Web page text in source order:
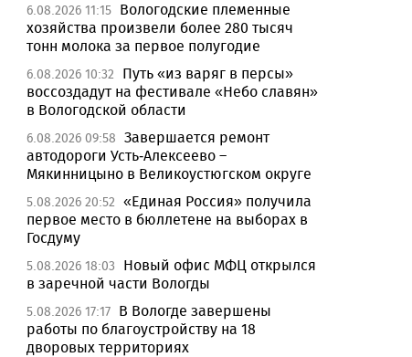
6.08.2026 11:15 Вологодские племенные
хозяйства произвели более 280 тысяч
тонн молока за первое полугодие
6.08.2026 10:32
Путь «из варяг в персы»
воссоздадут на фестивале «Небо славян»
в Вологодской области
6.08.2026 09:58 Завершается ремонт
автодороги Усть-Алексеево –
Мякинницыно в Великоустюгском округе
5.08.2026 20:52 «Единая Россия» получила
первое место в бюллетене на выборах в
Госдуму
5.08.2026 18:03
Новый офис МФЦ открылся
в заречной части Вологды
5.08.2026 17:17 В Вологде завершены
работы по благоустройству на 18
дворовых территориях